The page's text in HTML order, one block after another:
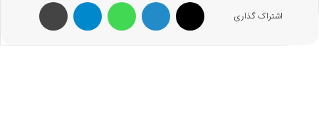
اشتراک گذاری